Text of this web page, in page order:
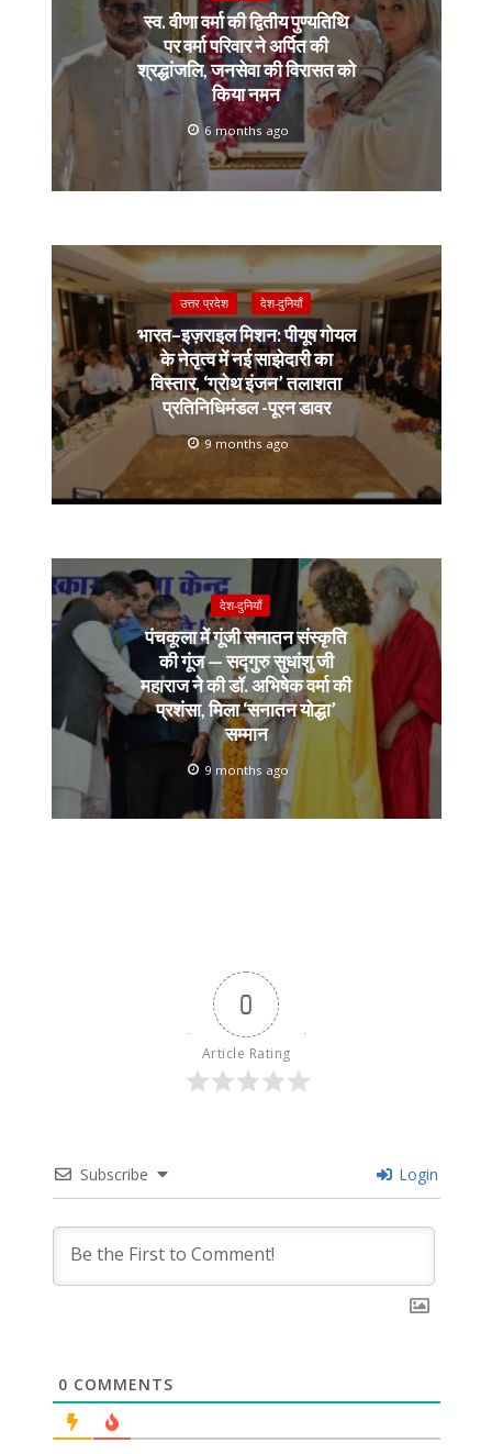
स्व. वीणा वर्मा की द्वितीय पुण्यतिथि
पर वर्मा परिवार ने अर्पित की
श्रद्धांजलि, जनसेवा की विरासत को
किया नमन
6 months ago
उत्तर प्रदेश देश-दुनियाँ
भारत–इज़राइल मिशन: पीयूष गोयल
के नेतृत्व में नई साझेदारी का
विस्तार, ‘ग्रोथ इंजन’ तलाशता
प्रतिनिधिमंडल -पूरन डावर
9 months ago
देश-दुनियाँ
पंचकूला में गूंजी सनातन संस्कृति
की गूंज — सद्गुरु सुधांशु जी
महाराज ने की डॉ. अभिषेक वर्मा की
प्रशंसा, मिला ‘सनातन योद्धा’
सम्मान
9 months ago
0
Article Rating
Subscribe Login
0 COMMENTS